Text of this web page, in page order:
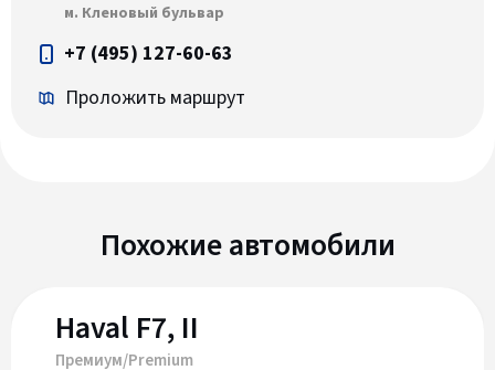
м. Кленовый бульвар
+7 (495) 127-60-63
Проложить маршрут
Похожие автомобили
Haval F7, II
Премиум/Premium